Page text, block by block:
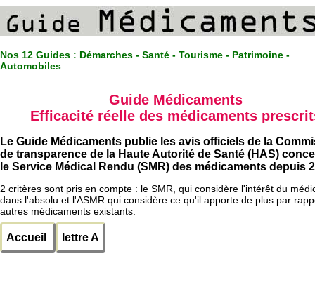
Nos 12 Guides : Démarches - Santé - Tourisme - Patrimoine -
Automobiles
Guide Médicaments
Efficacité réelle des médicaments
Le Guide Médicaments publie les avis officiels de la
de transparence de la Haute Autorité de Santé (HAS)
le Service Médical Rendu (SMR) des médicaments depuis
2 critères sont pris en compte : le SMR, qui considère l'intérêt du
dans l'absolu et l'ASMR qui considère ce qu'il apporte de plus par
autres médicaments existants.
Accueil lettre A